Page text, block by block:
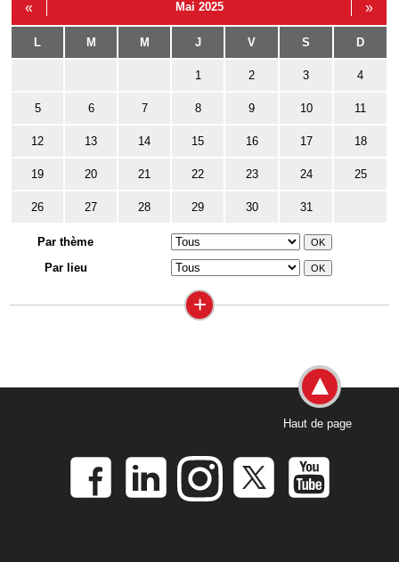
« Mai 2025 »
L M M J V S D
1 2 3 4
5 6 7 8 9 10 11
12 13 14 15 16 17 18
19 20 21 22 23 24 25
26 27 28 29 30 31
Par thème
Par lieu
+
Haut de page